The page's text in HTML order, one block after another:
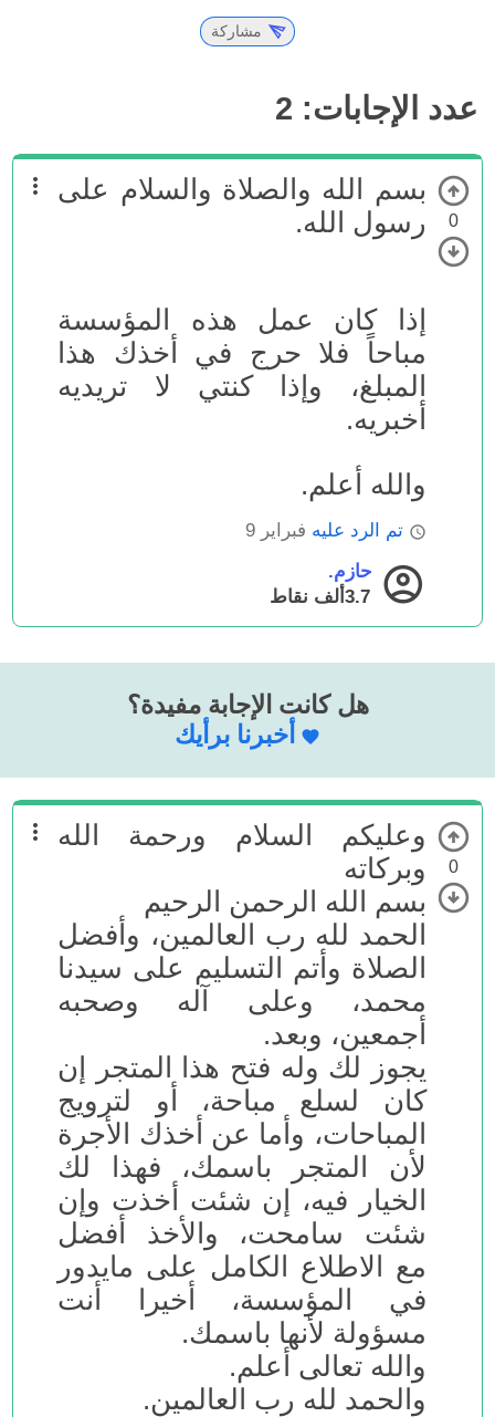
مشاركة
عدد الإجابات: 2
0
بسم الله والصلاة والسلام على
رسول الله.
إذا كان عمل هذه المؤسسة
مباحاً فلا حرج في أخذك هذا
المبلغ، وإذا كنتي لا تريديه
أخبريه.
والله أعلم.
تم الرد عليه فبراير 9
حازم.
3.7ألف
نقاط
هل كانت الإجابة مفيدة؟
أخبرنا برأيك
0
وعليكم السلام ورحمة الله
وبركاته
بسم الله الرحمن الرحيم
الحمد لله رب العالمين، وأفضل
الصلاة وأتم التسليم على سيدنا
محمد، وعلى آله وصحبه
أجمعين، وبعد.
يجوز لك وله فتح هذا المتجر إن
كان لسلع مباحة، أو لترويج
المباحات، وأما عن أخذك الأجرة
لأن المتجر باسمك، فهذا لك
الخيار فيه، إن شئت أخذت وإن
شئت سامحت، والأخذ أفضل
مع الاطلاع الكامل على مايدور
في المؤسسة، أخيرا أنت
مسؤولة لأنها باسمك.
والله تعالى أعلم.
والحمد لله رب العالمين.